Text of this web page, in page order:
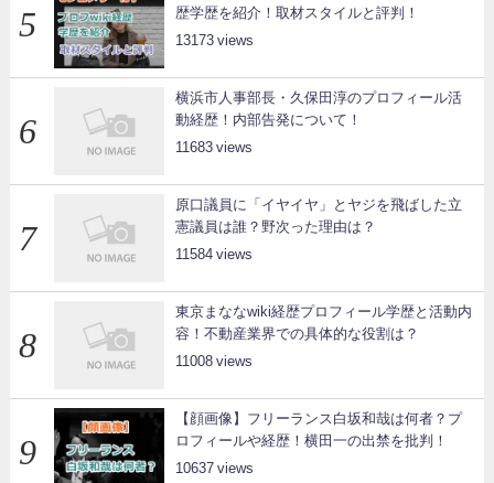
歴学歴を紹介！取材スタイルと評判！
13173
横浜市人事部長・久保田淳のプロフィール活
動経歴！内部告発について！
11683
原口議員に「イヤイヤ」とヤジを飛ばした立
憲議員は誰？野次った理由は？
11584
東京まななwiki経歴プロフィール学歴と活動内
容！不動産業界での具体的な役割は？
11008
【顔画像】フリーランス白坂和哉は何者？プ
ロフィールや経歴！横田一の出禁を批判！
10637